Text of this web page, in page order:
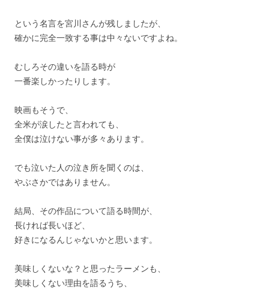
という名言を宮川さんが残しましたが、
確かに完全一致する事は中々ないですよね。
むしろその違いを語る時が
一番楽しかったりします。
映画もそうで、
全米が涙したと言われても、
全僕は泣けない事が多々あります。
でも泣いた人の泣き所を聞くのは、
やぶさかではありません。
結局、その作品について語る時間が、
長ければ長いほど、
好きになるんじゃないかと思います。
美味しくないな？と思ったラーメンも、
美味しくない理由を語るうち、